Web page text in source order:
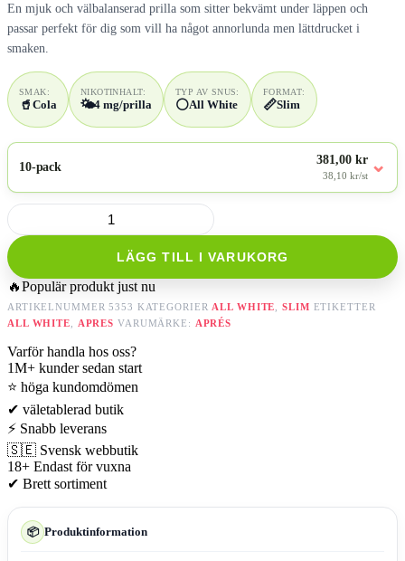
En mjuk och välbalanserad prilla som sitter bekvämt under läppen och
passar perfekt för dig som vill ha något annorlunda men lättdrucket i
smaken.
SMAK:
🥤 Cola
NIKOTINHALT:
🌤️4 mg/prilla
TYP AV SNUS:
⚪All White
FORMAT:
📏Slim
10-pack
381,00 kr
38,10 kr/st ⌄
No.4
Aprés
Cola
mängd
LÄGG TILL I VARUKORG
🔥Populär produkt just nu
ARTIKELNUMMER5353 KATEGORIER ALL WHITE ,SLIM ETIKETTER
ALL WHITE
APRES VARUMÄRKE: APRÉS
Varför handla hos oss?
1M+ kunder sedan start
⭐ höga kundomdömen
✔ väletablerad butik
⚡ Snabb leverans
🇸🇪 Svensk webbutik
18+ Endast för vuxna
✔ Brett sortiment
📦 Produktinformation